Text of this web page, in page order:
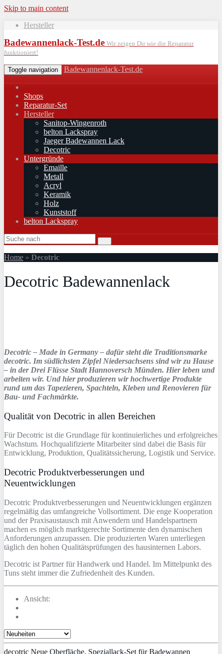
Skip to main content
Hersteller
Badewannenlack-Test.de Wir zeigen Dir wie die Reparatur
funktioniert!
Toggle navigation Badewannenlack-Test.de
Shops
Reparatur-Set
Hersteller
Sanitop-Wingenroth
belton Lackspray
Jaeger Badewannen Lack
Decotric
Untergründe
Emaille
Metall
Acryl
Keramik
Holz
Kunststoff
belton Lackspray
Home » Decotric
Decotric Badewannenlack
Decotric – Made in Germany – dafür steht die Traditionsmarke
decotric. Im südlichsten Zipfel Niedersachsens sind wir zu Hause
– in der Drei Flüsse Stadt Hannoversch Münden. Hier leben und
arbeiten wir. Und hier produzieren wir hochwertige Produkte
rund um das Tapezieren, Spachteln, Kleben und Renovieren für
Bau- und Fachmärkte.
Qualität von Decotric in allen Bereichen
Für Decotric ist die Grundlage für kontinuierliches und erfolgreiches
Wachstum. Hochqualifizierte Mitarbeiter sind dabei die Basis für
Entwicklung, Produktion, Qualitätssicherung, Logistik und Service.
Decotric Produktverbesserungen und
Neuentwicklungen
Decotric Produktverbesserungen und Neuentwicklungen ergänzen
regelmäßig das umfangreiche Vollsortiment. Die enge Kooperation
und der Praxisaustausch mit Anwendern und Handelspartnern
machen es möglich marktgerechte Sortimente den dynamischen
Anforderungen anzupassen. Die produzierten Waren unterliegen
täglich den hohen Qualitätsprüfungen des hausinternen Labors.
Decotric ist Partner für Handwerk und Handel. Im Mittelpunkt des
Tuns steht immer die Zufriedenheit des Kunden.
Ansicht:
decotric Neue Oberfläche, Speziallack-Set für Badewannen